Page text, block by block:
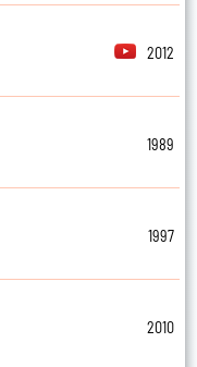
2012
1989
1997
2010